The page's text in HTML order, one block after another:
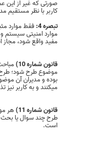
صورتی که غیر از
کاربر با نظر مستقیم
تبصره 4:
فقط موارد
موارد امنیتی سیستم و
مفید واقع شود،
قانون شماره 10)
موضوع طرح شود؛
بوده و مدیران آن
میکنند و به کاربر
قانون شماره 11) هر
طرح چند سوال يا
است.